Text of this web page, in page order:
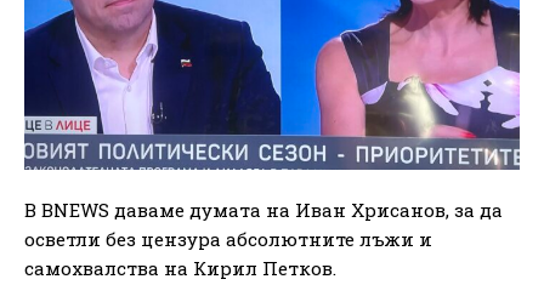
В BNEWS даваме думата на Иван Хрисанов, за да
осветли без цензура абсолютните лъжи и
самохвалства на Кирил Петков.